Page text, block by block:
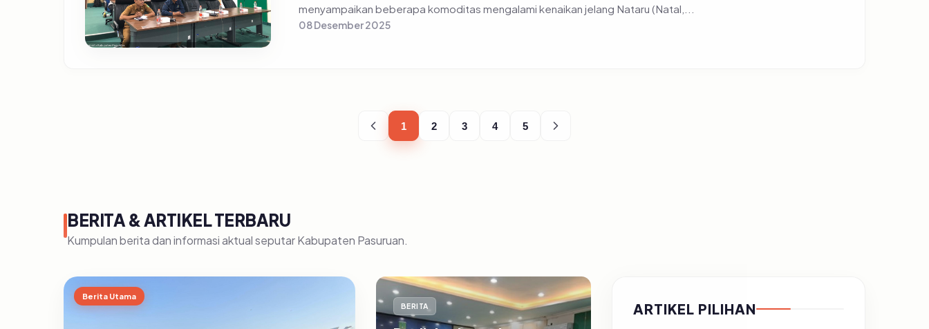
menyampaikan beberapa komoditas mengalami kenaikan jelang Nataru (Natal,...
08 Desember 2025
1 2 3 4 5
BERITA & ARTIKEL TERBARU
Kumpulan berita dan informasi aktual seputar Kabupaten Pasuruan.
Berita Utama
BERITA ARTIKEL PILIHAN